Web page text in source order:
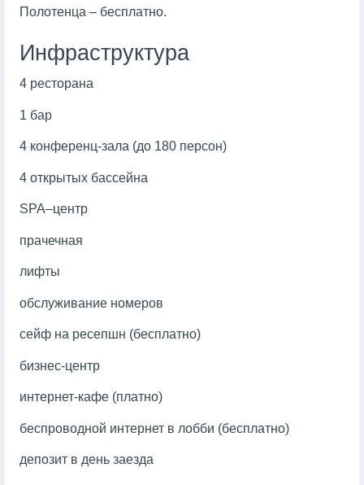
Полотенца – бесплатно.
Инфраструктура
4 ресторана
1 бар
4 конференц-зала (до 180 персон)
4 открытых бассейна
SPA–центр
прачечная
лифты
обслуживание номеров
сейф на ресепшн (бесплатно)
бизнес-центр
интернет-кафе (платно)
беспроводной интернет в лобби (бесплатно)
депозит в день заезда